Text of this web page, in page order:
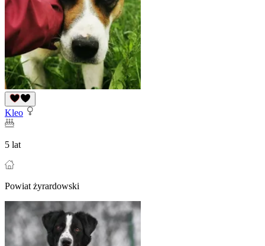
Kleo
5 lat
Powiat żyrardowski